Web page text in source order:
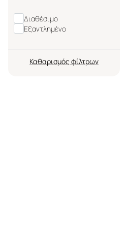
Διαθέσιμο
Εξαντλημένο
Καθαρισμός